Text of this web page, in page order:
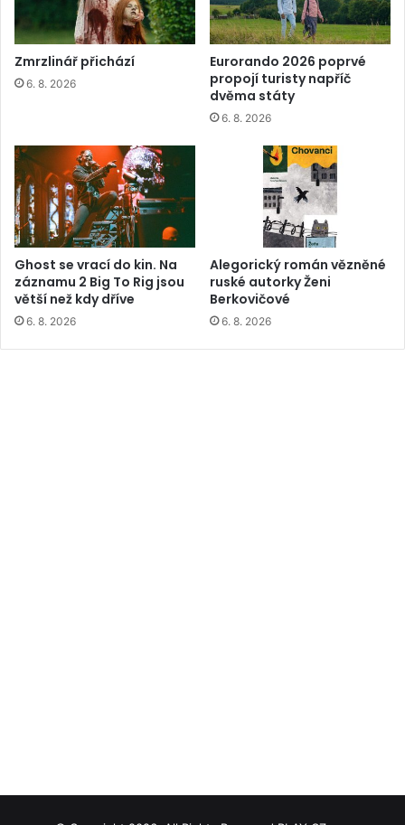
Zmrzlinář přichází
6. 8. 2026
Eurorando 2026 poprvé
propojí turisty napříč
dvěma státy
6. 8. 2026
Ghost se vrací do kin. Na
záznamu 2 Big To Rig jsou
větší než kdy dříve
6. 8. 2026
Alegorický román vězněné
ruské autorky Ženi
Berkovičové
6. 8. 2026